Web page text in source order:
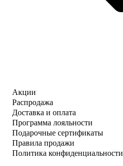
Акции
Распродажа
Доставка и оплата
Программа лояльности
Подарочные сертификаты
Правила продажи
Политика конфиденциальности